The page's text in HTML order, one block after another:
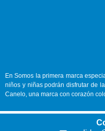
EnSomos la primera marca
niños y niñas podrán disfrutar de
Canelo, una marca con corazón